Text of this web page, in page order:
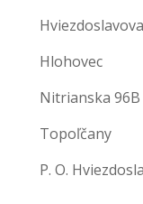
Hlohovec
Nitrianska 96B
Topoľčany
P. O.